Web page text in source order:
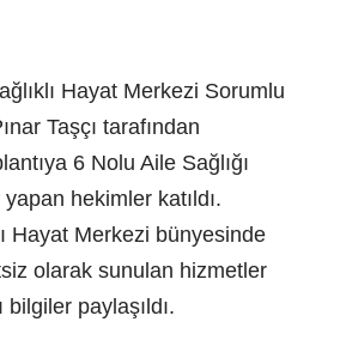
Hayat Merkezi Sorumlu
Taşçı tarafından
6 Nolu Aile Sağlığı
hekimler katıldı.
Hayat Merkezi bünyesinde
olarak sunulan hizmetler
bilgiler paylaşıldı.